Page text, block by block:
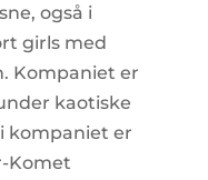
også i
girls med
Kompaniet er
kaotiske
kompaniet er
Komet